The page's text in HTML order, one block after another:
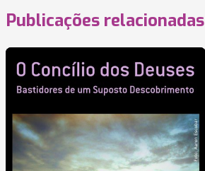
Publicações relacionadas